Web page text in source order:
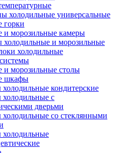
холодильные универсальные
горки
и морозильные камеры
холодильные и морозильные
холодильные
и морозильные столы
шкафы
кондитерские
с
дверьми
со стеклянными